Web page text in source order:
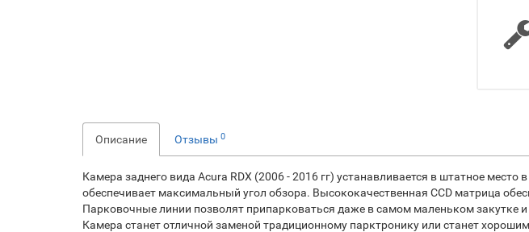
Описание Отзывы 0
Камера заднего вида Acura RDX (2006 - 2016 гг) устанавливается в штатное
обеспечивает максимальный угол обзора. Высококачественная CCD матрица
Парковочные линии позволят припарковаться даже в самом маленьком
Камера станет отличной заменой традиционному парктронику или станет